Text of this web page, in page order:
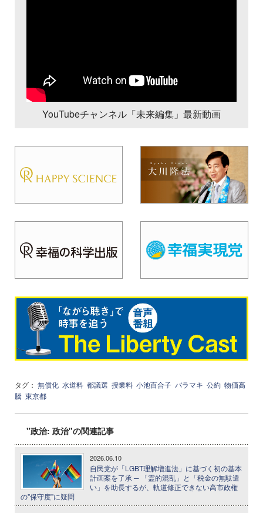
YouTubeチャンネル「未来編集」最新動画
タグ： 無償化 水道料 都議選 授業料 小池百合子 バラマキ 公約 物価高
騰 東京都
"政治: 政治"の関連記事
2026.06.10
自民党が「LGBT理解増進法」に基づく初の基本
計画案を了承 ─ 「霊的混乱」と「税金の無駄遣
い」を助長するが、軌道修正できない高市政権
の"保守度"に疑問